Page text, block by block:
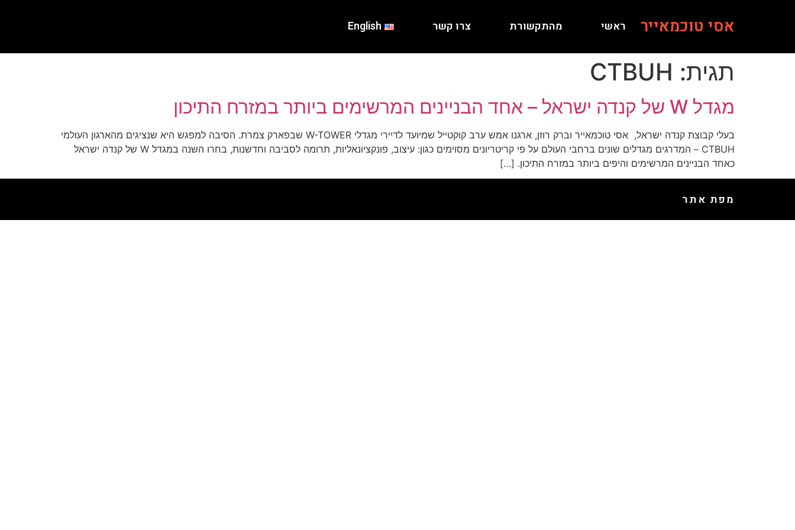
אסי טוכמאייר ראשי מהתקשורת צרו קשר English
תגית: CTBUH
מגדל W של קנדה ישראל – אחד הבניינים המרשימים ביותר במזרח התיכון
בעלי קבוצת קנדה ישראל, אסי טוכמאייר וברק רוזן, ארגנו אמש ערב קוקטייל שמיועד לדיירי מגדלי W-TOWER שבפארק צמרת. הסיבה למפגש היא שנציגים מהארגון העולמי
CTBUH – המדרגים מגדלים שונים ברחבי העולם על פי קריטריונים מסוימים כגון: עיצוב, פונקציונאליות, תרומה לסביבה וחדשנות, בחרו השנה במגדל W של קנדה ישראל
כאחד הבניינים המרשימים והיפים ביותר במזרח התיכון. […]
מפת אתר